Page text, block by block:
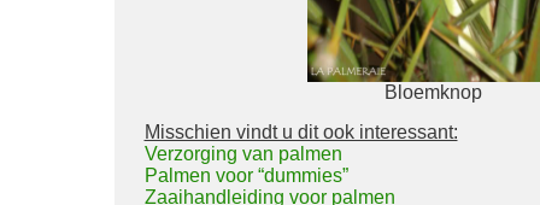
Bloemknop
Misschien vindt u dit ook interessant:
Verzorging van palmen
Palmen voor “dummies”
Zaaihandleiding voor palmen